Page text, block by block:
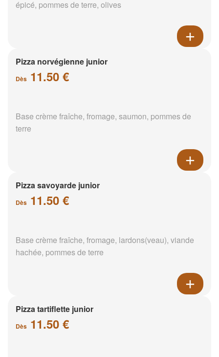
épicé, pommes de terre, olives
Pizza norvégienne junior
Dès 11.50 €
Base crème fraîche, fromage, saumon, pommes de
terre
Pizza savoyarde junior
Dès 11.50 €
Base crème fraîche, fromage, lardons(veau), viande
hachée, pommes de terre
Pizza tartiflette junior
Dès 11.50 €